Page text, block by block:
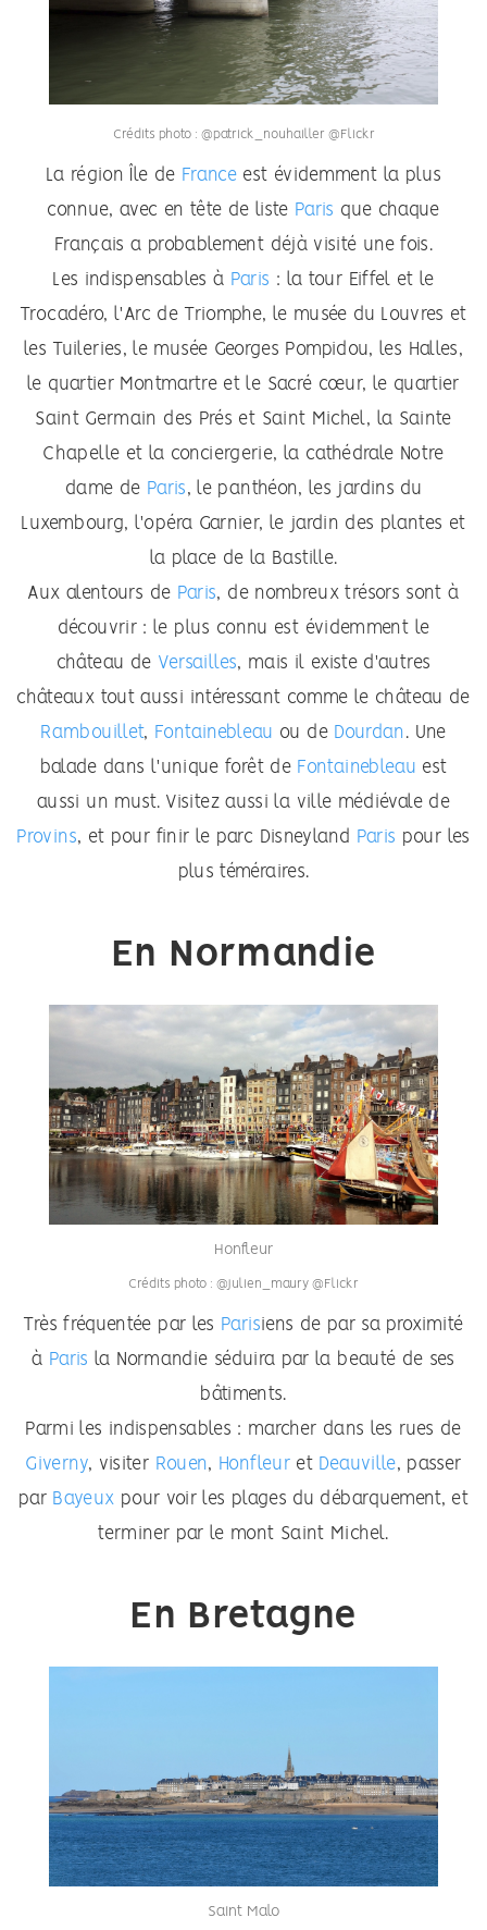
Crédits photo : @patrick_nouhailler @Flickr
La région Île de France est évidemment la plus
connue, avec en tête de liste Paris que chaque
Français a probablement déjà visité une fois.
Les indispensables à Paris : la tour Eiffel et le
Trocadéro, l'Arc de Triomphe, le musée du Louvres et
les Tuileries, le musée Georges Pompidou, les Halles,
le quartier Montmartre et le Sacré cœur, le quartier
Saint Germain des Prés et Saint Michel, la Sainte
Chapelle et la conciergerie, la cathédrale Notre
dame de Paris,le panthéon, les jardins du
Luxembourg, l'opéra Garnier, le jardin des plantes et
la place de la Bastille.
Aux alentours de Paris, de nombreux trésors sont à
découvrir : le plus connu est évidemment le
château de Versailles, mais il existe d'autres
châteaux tout aussi intéressant comme le château de
Rambouillet, Fontainebleau ou de Dourdan. Une
balade dans l'uniqueforêtde Fontainebleau est
aussi un must. Visitez aussi la ville médiévale de
Provins, et pour finir le parc Disneyland Paris pour les
plus téméraires.
En Normandie
Honfleur
Crédits photo : @julien_maury @Flickr
Très fréquentée par les Parisiens de par sa proximité
à Paris la Normandie séduira par la beauté de ses
bâtiments.
Parmi les indispensables : marcher dans les rues de
Giverny, visiter Rouen, Honfleuret Deauville, passer
par Bayeux pour voir les plages du débarquement, et
terminer par le mont Saint Michel.
En Bretagne
Saint Malo